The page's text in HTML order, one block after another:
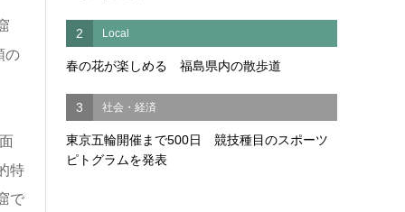
の
特
で
2 Local
春の花が楽しめる 福島県内の散歩道
3 社会・経済
東京五輪開催まで500日 競技種目のスポーツ
ピトグラムを発表